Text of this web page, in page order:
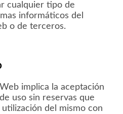
cualquier tipo de
informáticos del
o de terceros.
implica la aceptación
uso sin reservas que
del mismo con